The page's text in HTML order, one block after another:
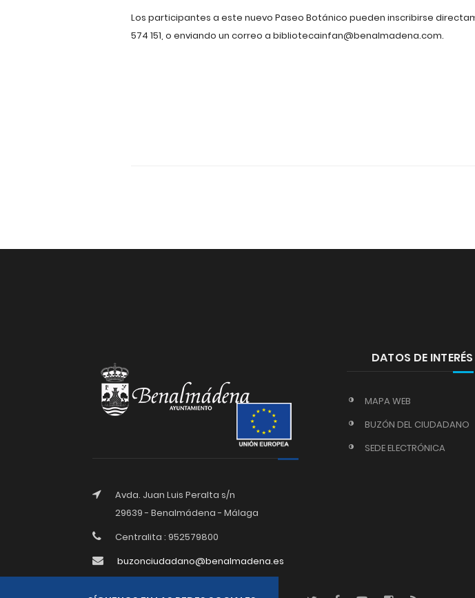
Los participantes a este nuevo Paseo Botánico pueden inscribirse
574 151, o enviando un correo a bibliotecainfan@benalmadena.com.
Avda. Juan Luis Peralta s/n
29639 - Benalmádena - Málaga
Centralita : 952579800
buzonciudadano@benalmadena.es
DATOS DE INTERÉS
MAPA WEB
BUZÓN DEL CIUDADANO
SEDE ELECTRÓNICA